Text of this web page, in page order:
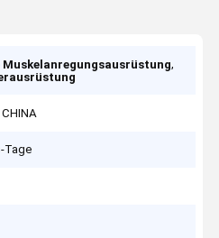
,
Tage